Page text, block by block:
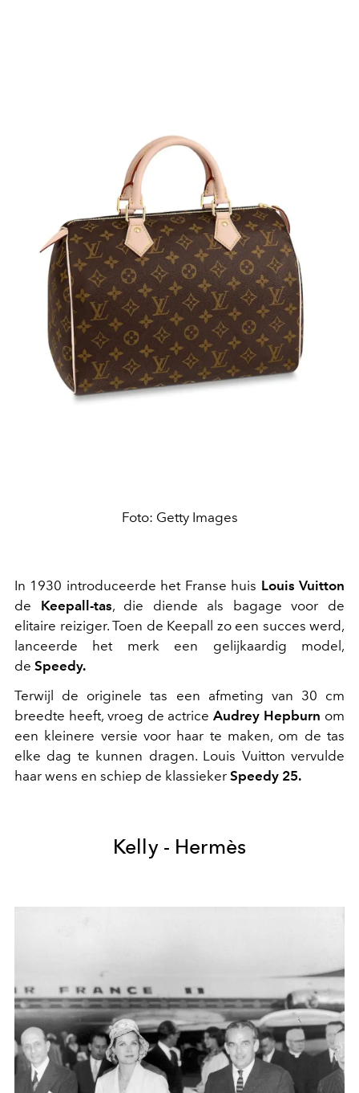
Foto: Getty Images
In 1930 introduceerde het Franse huis Louis Vuitton
de Keepall -tas, die diende als bagage voor de
elitaire reiziger. Toen de Keepall zo een succes werd,
lanceerde het merk een gelijkaardig model,
de Speedy.
Terwijl de originele tas een afmeting van 30 cm
breedte heeft, vroeg de actriceAudrey Hepburn om
een kleinere versie voor haar te maken, om de tas
elke dag te kunnen dragen. Louis Vuitton vervulde
haar wens en schiep de klassieker Speedy 25.
Kelly - Hermès